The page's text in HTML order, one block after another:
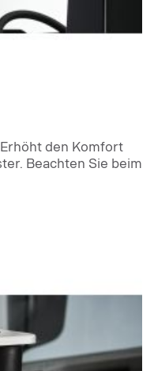
den Komfort
Beachten Sie beim